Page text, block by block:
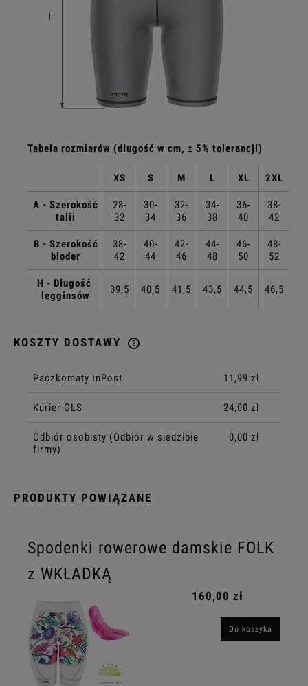
Tabela rozmiarów (długość w cm, ± 5% tolerancji)
XS S M L XL 2XL
A - Szerokość
talii
28-
32
30-
34
32-
36
34-
38
36-
40
38-
42
B - Szerokość
bioder
38-
42
40-
44
42-
46
44-
48
46-
50
48-
52
H - Długość
legginsów
39,5 40,5 41,5 43,5 44,5 46,5
KOSZTY DOSTAWY
Paczkomaty InPost 11,99 zł
Kurier GLS 24,00 zł
Odbiór osobisty (Odbiór w siedzibie
firmy)
0,00 zł
PRODUKTY POWIĄZANE
Spodenki rowerowe damskie FOLK
z WKŁADKĄ
160,00 zł
Do koszyka